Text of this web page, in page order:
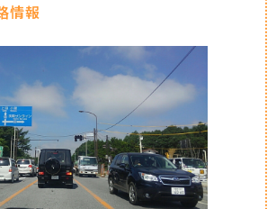
情報